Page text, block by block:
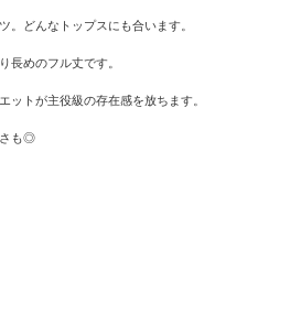
。どんなトップスにも合います。
長めのフル丈です。
ットが主役級の存在感を放ちます。
さも◎